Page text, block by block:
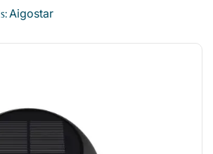
Aigostar